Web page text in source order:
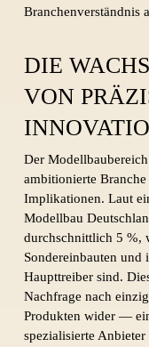
Branchenverständnis
DIE
VON
Der
ambitionierte
Implikationen. Laut
Modellbau
durchschnittlich 5 %,
Sondereinbauten
Haupttreiber sind.
Nachfrage nach
Produkten wider —
spezialisierte